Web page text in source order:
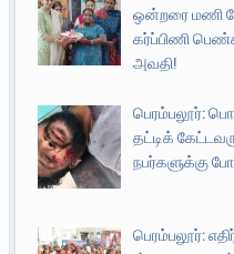
ஒன்றரை மணி
கர்ப்பிணி
அவதி!
பெரம்பலூர்:
தட்டிக்
நபர்களுக்கு
பெரம்பலூர்: